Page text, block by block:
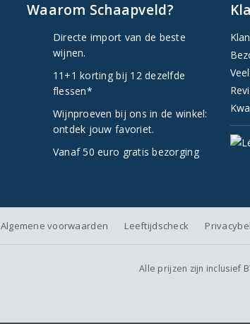
Waarom Schaapveld?
Directe import van de beste
wijnen.
11+1 korting bij 12 dezelfde
flessen*
Wijnproeven bij ons in de winkel:
ontdek jouw favoriet.
Vanaf 50 euro gratis bezorging
Algemene voorwaarden Leeftijdscheck
Alle prijzen zijn inclusief